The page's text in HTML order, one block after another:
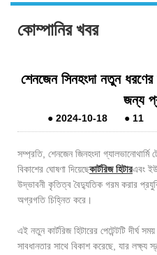
কোম্পানির খবর
শেনজেন সিনহংদা নতুন ধরণের
জন্য
●2024-10-18 ● 11
সম্প্রতি, শেনজেন জিনহংদা
বিকাশের ঘোষণা দিয়েছেকার্টরিজ হিটারএবং
উদ্ভাবনী কৃতিত্ব বৈদ্যুতিক গরম করার
অগ্রগতি চিহ্নিত করে।
এই নতুন কার্টরিজ হিটারের পেটেন্টটি দীর্ঘ
সাবধানতার সাথে বিকাশ করেছে, যার লক্ষ্য